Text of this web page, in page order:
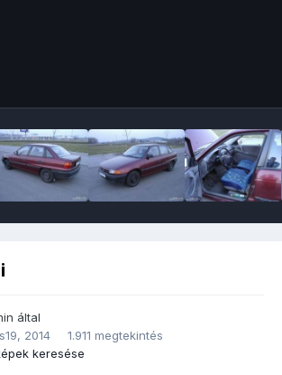
által
2014
1.911 megtekintés
keresése